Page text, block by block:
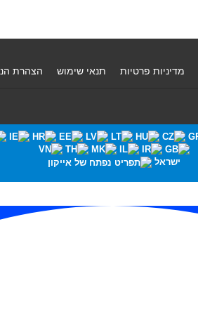
מדיניות פרטיות תנאי שימוש הצהרת
ישראל